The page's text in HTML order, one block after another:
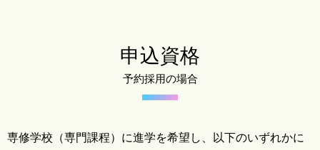
申込資格
予約採用の場合
専修学校（専門課程）に進学を希望し、以下のいずれかに